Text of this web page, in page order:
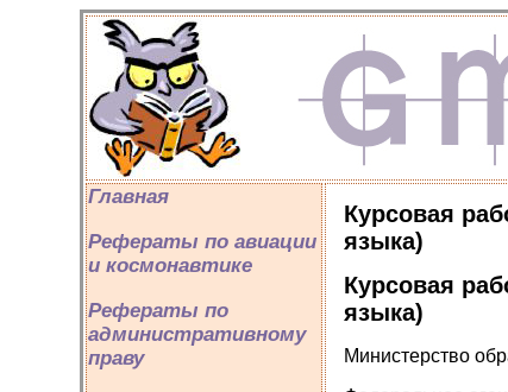
Главная
Рефераты по авиации
и космонавтике
Рефераты по
административному
праву
Курсовая
языка)
Курсовая
языка)
Министерство